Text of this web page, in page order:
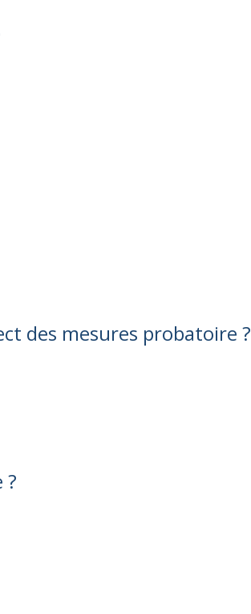
des mesures probatoire ?
?